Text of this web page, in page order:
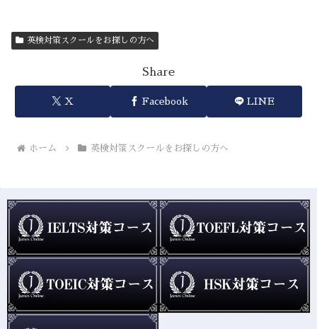
英検対策スクールをお探しの方へ
Share
X Facebook LINE
ホーム 英検対策スクールをお探しの方へ